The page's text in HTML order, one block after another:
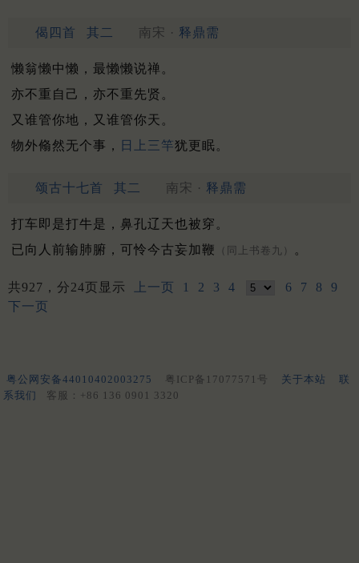
偈四首 其二 南宋 · 释鼎需
懒翁懒中懒，最懒懒说禅。
亦不重自己，亦不重先贤。
又谁管你地，又谁管你天。
物外翛然无个事，
日上三竿犹更眠。
颂古十七首 其二 南宋 · 释鼎需
打车即是打牛是，鼻孔辽天也被穿。
已向人前输肺腑，可怜今古妄加鞭
（同上书卷九） 。
共927，分24页显示 上一页 1 2 3 4 6 7 8
9
下一页
粤公网安备44010402003275 粤ICP备17077571号 关于本站
联
系我们
客服：+86 136 0901 3320